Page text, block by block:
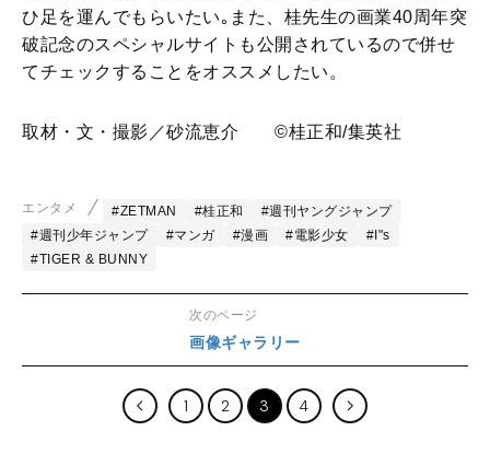
ひ足を運んでもらいたい｡また、桂先生の画業40周年突
破記念のスペシャルサイトも公開されているので併せ
てチェックすることをオススメしたい。
取材・文・撮影／砂流恵介 ©桂正和/集英社
エンタメ #ZETMAN #桂正和
#週刊ヤングジャンプ
#週刊少年ジャンプ
#マンガ #漫画 #電影少女
#I"s
#TIGER & BUNNY
次のページ
画像ギャラリー
1 2 3 4